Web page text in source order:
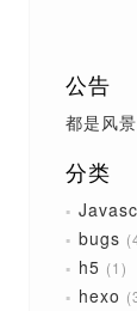
公告
都是风
分类
bugs
h5 1
hexo